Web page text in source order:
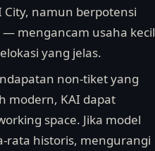
namun berpotensi
mengancam usaha kecil
yang jelas.
non-tiket yang
modern, KAI dapat
space. Jika model
rata historis, mengurangi